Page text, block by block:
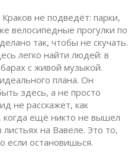
не подведёт: парки,
велосипедные прогулки по
так, чтобы не скучать.
легко найти людей: в
с живой музыкой.
плана. Он
здесь, а не просто
не расскажет, как
ещё никто не вышел
на Вавеле. Это то,
если остановишься.